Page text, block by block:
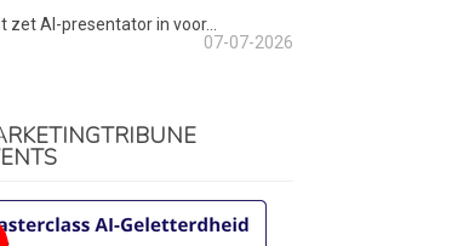
zet AI-presentator in voor...
07-07-2026